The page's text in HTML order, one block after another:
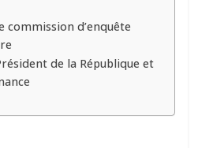
commission d’enquête
de la République et